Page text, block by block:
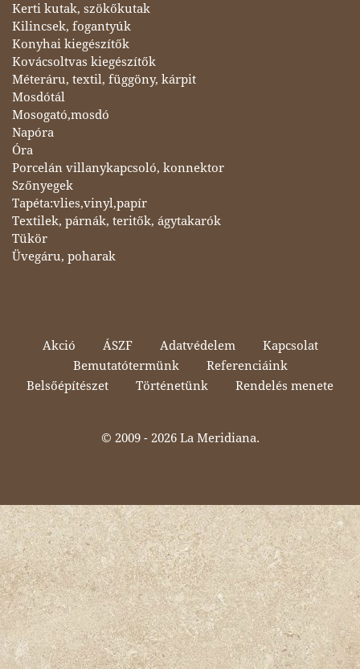
Kerti kutak, szökőkutak
Kilincsek, fogantyúk
Konyhai kiegészítők
Kovácsoltvas kiegészítők
Méteráru, textil, függöny, kárpit
Mosdótál
Mosogató,mosdó
Napóra
Óra
Porcelán villanykapcsoló, konnektor
Szőnyegek
Tapéta:vlies,vinyl,papír
Textilek, párnák, teritők, ágytakarók
Tükör
Üvegáru, poharak
Akció ÁSZF Adatvédelem
Kapcsolat
Bemutatótermünk
Referenciáink
Belsőépítészet
Történetünk Rendelés menete
© 2009 - 2026 La Meridiana.